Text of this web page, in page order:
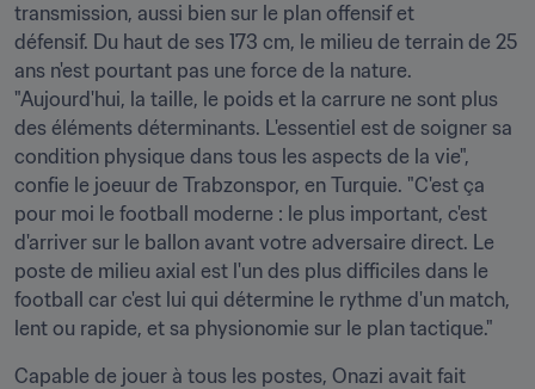
transmission, aussi bien sur le plan offensif et
défensif. Du haut de ses 173 cm, le milieu de terrain de 25
ans n'est pourtant pas une force de la nature.
"Aujourd'hui, la taille, le poids et la carrure ne sont plus
des éléments déterminants. L'essentiel est de soigner sa
condition physique dans tous les aspects de la vie",
confie le joeuur de Trabzonspor, en Turquie. "C'est ça
pour moi le football moderne : le plus important, c'est
d'arriver sur le ballon avant votre adversaire direct. Le
poste de milieu axial est l'un des plus difficiles dans le
football car c'est lui qui détermine le rythme d'un match,
lent ou rapide, et sa physionomie sur le plan tactique."
Capable de jouer à tous les postes, Onazi avait fait